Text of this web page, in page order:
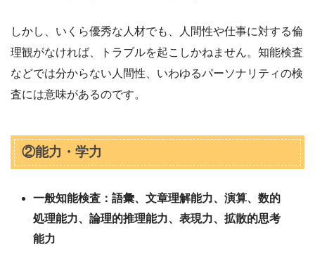
しかし、いくら優秀な人材でも、人間性や仕事に対する倫
理観がなければ、トラブルを起こしかねません。知能検査
などでは分からない人間性、いわゆるパーソナリティの検
査には意味があるのです。
②能力・学力
一般知能検査：語彙、文章理解能力、演算、数的
処理能力、論理的推理能力、表現力、拡散的思考
能力